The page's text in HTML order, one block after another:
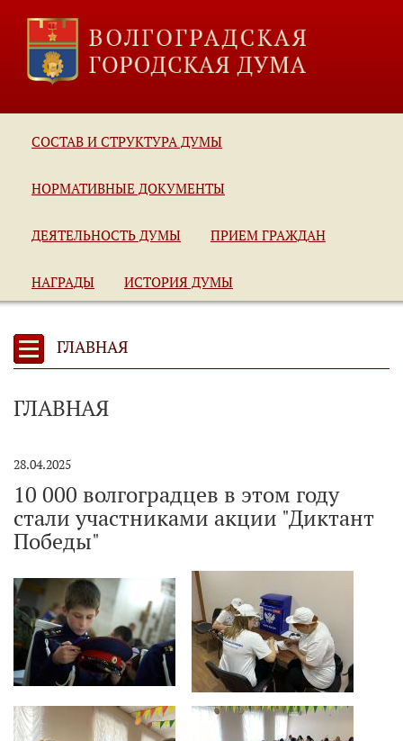
СОСТАВ И СТРУКТУРА ДУМЫ
НОРМАТИВНЫЕ ДОКУМЕНТЫ
ДЕЯТЕЛЬНОСТЬ ДУМЫ ПРИЕМ ГРАЖДАН
НАГРАДЫ ИСТОРИЯ ДУМЫ
ГЛАВНАЯ
ГЛАВНАЯ
28.04.2025
10 000 волгоградцев в этом году
стали участниками акции "Диктант
Победы"